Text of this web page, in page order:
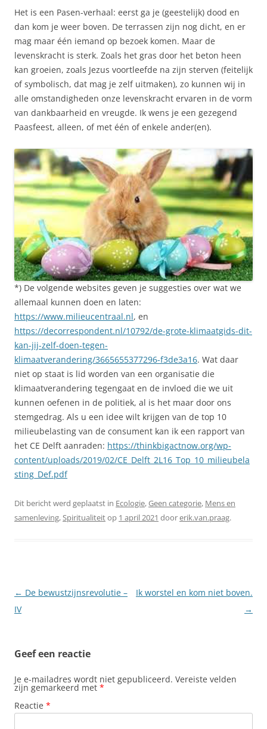
Het is een Pasen-verhaal: eerst ga je (geestelijk) dood en
dan kom je weer boven. De terrassen zijn nog dicht, en er
mag maar één iemand op bezoek komen. Maar de
levenskracht is sterk. Zoals het gras door het beton heen
kan groeien, zoals Jezus voortleefde na zijn sterven (feitelijk
of symbolisch, dat mag je zelf uitmaken), zo kunnen wij in
alle omstandigheden onze levenskracht ervaren in de vorm
van dankbaarheid en vreugde. Ik wens je een gezegend
Paasfeest, alleen, of met één of enkele ander(en).
*) De volgende websites geven je suggesties over wat we
allemaal kunnen doen en laten:
https://www.milieucentraal.nl, en
https://decorrespondent.nl/10792/de-grote-klimaatgids-dit-
kan-jij-zelf-doen-tegen-
klimaatverandering/3665655377296-f3de3a16. Wat daar
niet op staat is lid worden van een organisatie die
klimaatverandering tegengaat en de invloed die we uit
kunnen oefenen in de politiek, al is het maar door ons
stemgedrag. Als u een idee wilt krijgen van de top 10
milieubelasting van de consument kan ik een rapport van
het CE Delft aanraden: https://thinkbigactnow.org/wp-
content/uploads/2019/02/CE_Delft_2L16_Top_10_milieubela
sting_Def.pdf
Dit bericht werd geplaatst in Ecologie,Geen categorie, Mens en
samenleving,Spiritualiteitop 1 april 2021 doorerik.van.praag.
Berichtnavigatie
← De bewustzijnsrevolutie –
IV
Ik worstel en kom niet boven.
→
Geef een reactie
Je e-mailadres wordt niet gepubliceerd. Vereiste velden
zijn gemarkeerd met *
Reactie *